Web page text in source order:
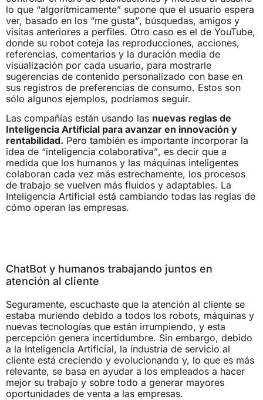
lo que “algorítmicamente” supone que el usuario espera
ver, basado en los “me gusta”, búsquedas, amigos y
visitas anteriores a perfiles. Otro caso es el de YouTube,
donde su robot coteja las reproducciones, acciones,
referencias, comentarios y la duración media de
visualización por cada usuario, para mostrarle
sugerencias de contenido personalizado con base en
sus registros de preferencias de consumo. Estos son
sólo algunos ejemplos, podríamos seguir.
Las compañías están usando las nuevas reglas de
Inteligencia Artificial para avanzar en innovación y
rentabilidad. Pero también es importante incorporar la
idea de “inteligencia colaborativa”, es decir que a
medida que los humanos y las máquinas inteligentes
colaboran cada vez más estrechamente, los procesos
de trabajo se vuelven más fluidos y adaptables. La
Inteligencia Artificial está cambiando todas las reglas de
cómo operan las empresas.
ChatBot y humanos trabajando juntos en
atención al cliente
Seguramente, escuchaste que la atención al cliente se
estaba muriendo debido a todos los robots, máquinas y
nuevas tecnologías que están irrumpiendo, y esta
percepción genera incertidumbre. Sin embargo, debido
a la Inteligencia Artificial, la industria de servicio al
cliente está creciendo y evolucionando y, lo que es más
relevante, se basa en ayudar a los empleados a hacer
mejor su trabajo y sobre todo a generar mayores
oportunidades de venta a las empresas.